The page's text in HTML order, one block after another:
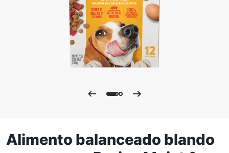
Alimento balanceado blando